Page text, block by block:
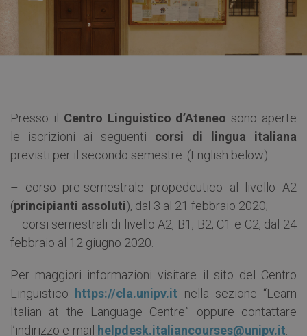
Presso il Centro Linguistico d’Ateneo sono aperte
le iscrizioni ai seguenti corsi di lingua italiana
previsti per il secondo semestre: (English below)
– corso pre-semestrale propedeutico al livello A2
(principianti assoluti), dal 3 al 21 febbraio 2020;
– corsi semestrali di livello A2, B1, B2, C1 e C2, dal 24
febbraio al 12 giugno 2020.
Per maggiori informazioni visitare il sito del Centro
Linguistico https://cla.unipv.it nella sezione “Learn
Italian at the Language Centre” oppure contattare
l’indirizzo e-mail helpdesk.italiancourses@unipv.it